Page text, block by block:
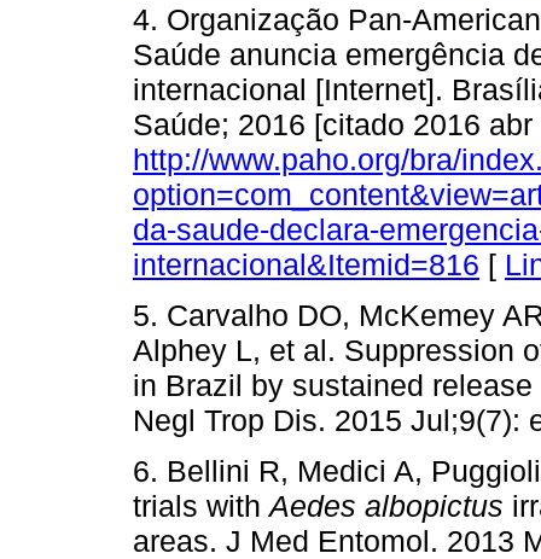
4. Organização Pan-
Saúde anuncia emergência
internacional [Internet].
Saúde; 2016 [citado 2016
http://www.paho.org/bra/
da-saude-declara-
internacional&Itemid=816 [
5. Carvalho DO, McKemey
Alphey L, et al. Suppression
in Brazil by sustained
Negl Trop Dis. 2015 Jul;9(7):
6. Bellini R, Medici A,
trials withAedes albopictus
areas. J Med Entomol. 2013